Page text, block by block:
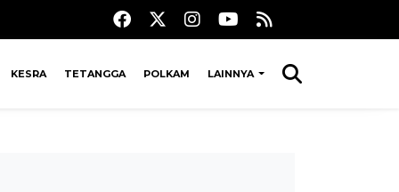
KESRA TETANGGA POLKAM LAINNYA